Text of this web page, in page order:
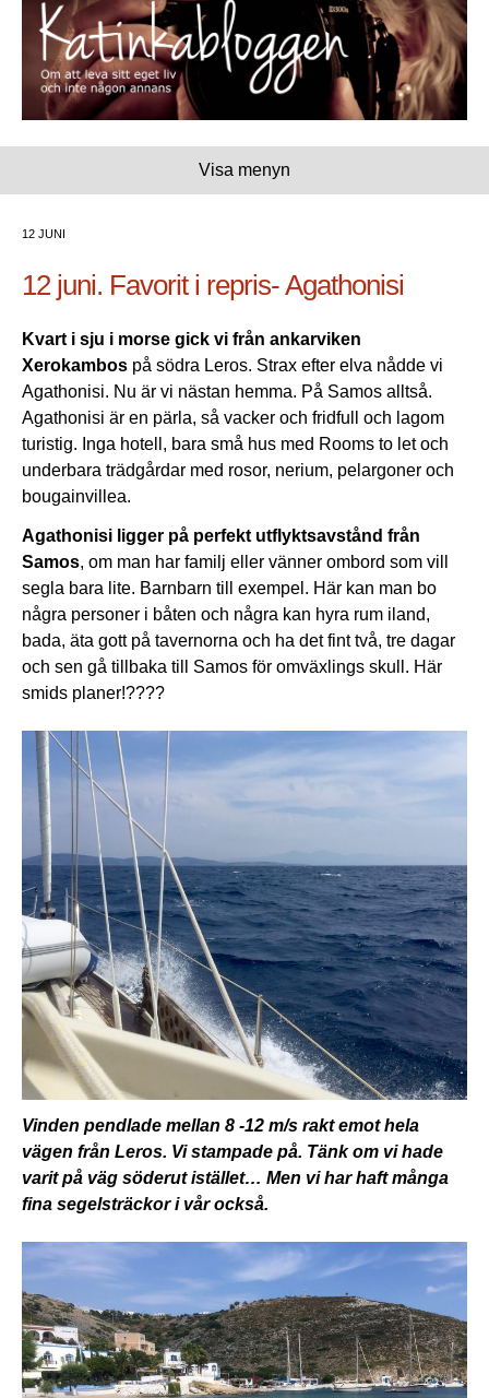
Visa menyn
12 JUNI
12 juni. Favorit i repris- Agathonisi
Kvart i sju i morse gick vi från ankarviken
Xerokambos på södra Leros. Strax efter elva nådde vi
Agathonisi. Nu är vi nästan hemma. På Samos alltså.
Agathonisi är en pärla, så vacker och fridfull och lagom
turistig. Inga hotell, bara små hus med Rooms to let och
underbara trädgårdar med rosor, nerium, pelargoner och
bougainvillea.
Agathonisi ligger på perfekt utflyktsavstånd från
Samos, om man har familj eller vänner ombord som vill
segla bara lite. Barnbarn till exempel. Här kan man bo
några personer i båten och några kan hyra rum iland,
bada, äta gott på tavernorna och ha det fint två, tre dagar
och sen gå tillbaka till Samos för omväxlings skull. Här
smids planer!????
Vinden pendlade mellan 8 -12 m/s rakt emot hela
vägen från Leros. Vi stampade på. Tänk om vi hade
varit på väg söderut istället… Men vi har haft många
fina segelsträckor i vår också.